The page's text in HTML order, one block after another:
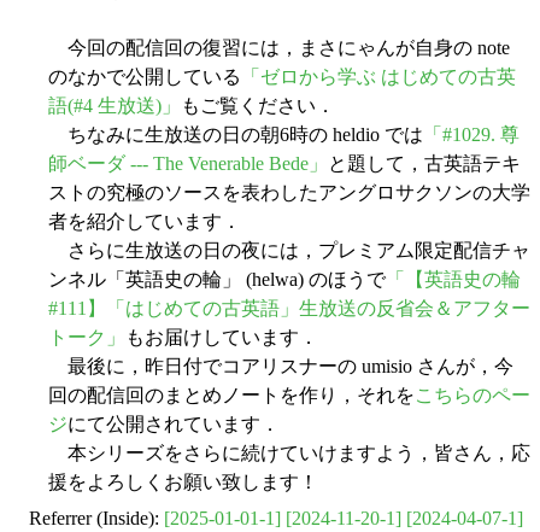
今回の配信回の復習には，まさにゃんが自身の note
のなかで公開している
「ゼロから学ぶ はじめての古英
語(#4 生放送)」
もご覧ください．
ちなみに生放送の日の朝6時の heldio では 「#1029. 尊
師ベーダ --- The Venerable Bede」
と題して，古英語テキ
ストの究極のソースを表わしたアングロサクソンの大学
者を紹介しています．
さらに生放送の日の夜には，プレミアム限定配信チャ
ンネル「英語史の輪」 (helwa) のほうで「【英語史の輪
#111】「はじめての古英語」生放送の反省会＆アフター
トーク」
もお届けしています．
最後に，昨日付でコアリスナーの umisio さんが，今
回の配信回のまとめノートを作り，それをこちらのペー
ジにて公開されています．
本シリーズをさらに続けていけますよう，皆さん，応
援をよろしくお願い致します！
Referrer (Inside): [2025-01-01-1] [2024-11-20-1] [2024-04-07-1]